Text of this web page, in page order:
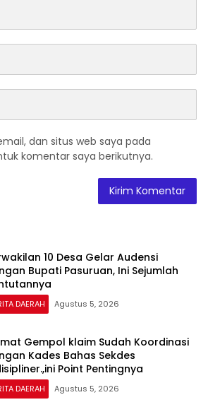
dan situs web saya pada
komentar saya berikutnya.
10 Desa Gelar Audensi
Bupati Pasuruan, Ini Sejumlah
DAERAH Agustus 5, 2026
Gempol klaim Sudah Koordinasi
Kades Bahas Sekdes
Point Pentingnya
DAERAH Agustus 5, 2026